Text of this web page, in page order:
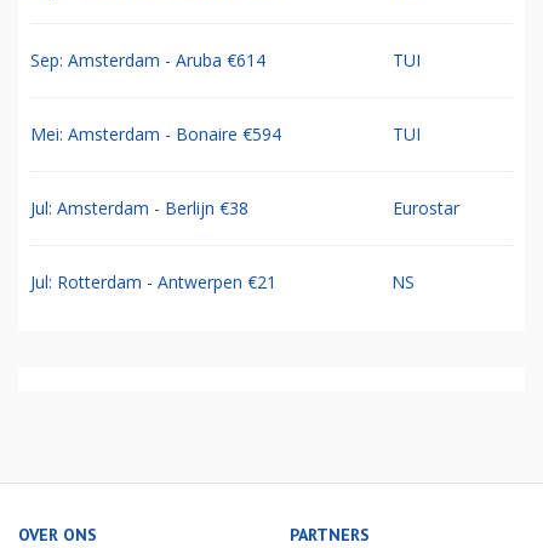
Sep: Amsterdam - Aruba €614 TUI
Mei: Amsterdam - Bonaire €594 TUI
Jul: Amsterdam - Berlijn €38 Eurostar
Jul: Rotterdam - Antwerpen €21 NS
OVER ONS PARTNERS